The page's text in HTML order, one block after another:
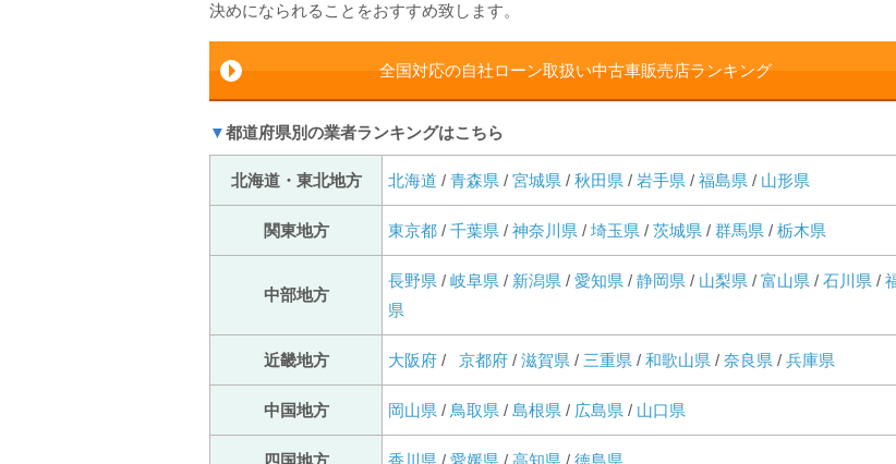
決めになられることをおすすめ致します。
全国対応の自社ローン取扱い中古車販売店ランキング
▼都道府県別の業者ランキングはこちら
北海道・東北地方 北海道 / 青森県 / 宮城県 / 秋田県 / 岩手県 / 福島県 / 山形県
関東地方 東京都 / 千葉県 / 神奈川県 / 埼玉県 / 茨城県 / 群馬県 / 栃木県
中部地方
長野県 / 岐阜県 / 新潟県 / 愛知県 / 静岡県 / 山梨県 / 富山県 / 石川県 /
県
近畿地方 大阪府 / 京都府 / 滋賀県 / 三重県 / 和歌山県 / 奈良県 / 兵庫県
中国地方 岡山県 / 鳥取県 / 島根県 / 広島県 / 山口県
四国地方 香川県 / 愛媛県 / 高知県 / 徳島県